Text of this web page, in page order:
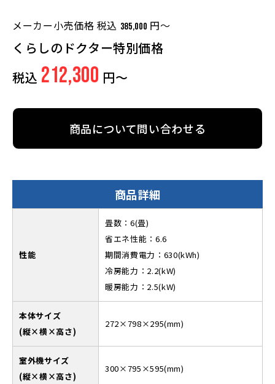
メーカー小売価格 税込 385,000 円～
くらしのドクター特別価格
税込 212,300 円～
商品について問い合わせる
商品詳細
性能
畳数：6(畳)
省エネ性能：6.6
期間消費電力：630(kWh)
冷房能力：2.2(kW)
暖房能力：2.5(kW)
本体サイズ
(縦×横×高さ)
272×798×295(mm)
室外機サイズ
(縦×横×高さ)
300×795×595(mm)